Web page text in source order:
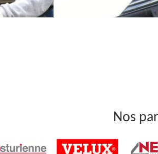
de nettoyage de gouttière
zingueurs 95320 aguerris qui sont
des formations particulières et sont en
Nos